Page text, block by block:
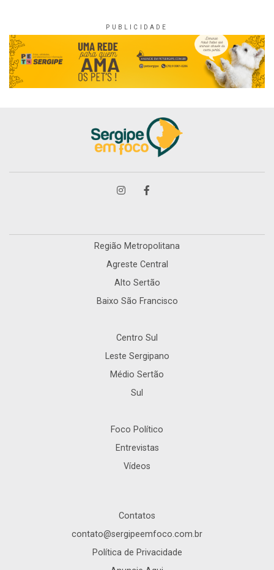
Região Metropolitana
Agreste Central
Alto Sertão
Baixo São Francisco
Centro Sul
Leste Sergipano
Médio Sertão
Sul
Foco Político
Entrevistas
Vídeos
Contatos
contato@sergipeemfoco.com.br
Política de Privacidade